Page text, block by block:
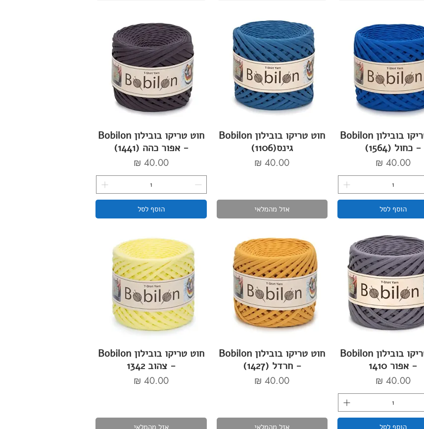
חוט טריקו בובילון Bobilon
- כחול (1564)
מחיר‏40.00 ‏₪
הוסף לסל
חוט טריקו בובילון Bobilon
גינס(1106)
מחיר
אזל מהמלאי
חוט טריקו בובילון Bobilon
- אפור כהה (1441)
מחיר‏40.00 ‏₪
הוסף לסל
חוט טריקו בובילון Bobilon
- אפור 1410
מחיר‏40.00 ‏₪
הוסף לסל
חוט טריקו בובילון Bobilon
- חרדל (1427)
מחיר
אזל מהמלאי
חוט טריקו בובילון Bobilon
- צהוב 1342
מחיר‏40.00 ‏₪
אזל מהמלאי